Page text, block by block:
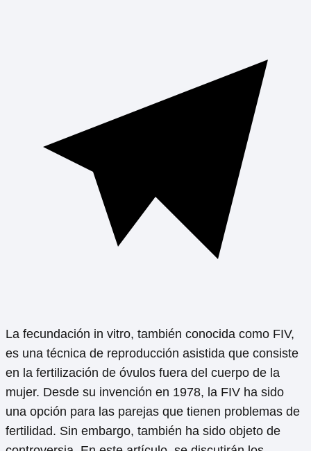
La fecundación in vitro, también conocida como FIV,
es una técnica de reproducción asistida que consiste
en la fertilización de óvulos fuera del cuerpo de la
mujer. Desde su invención en 1978, la FIV ha sido
una opción para las parejas que tienen problemas de
fertilidad. Sin embargo, también ha sido objeto de